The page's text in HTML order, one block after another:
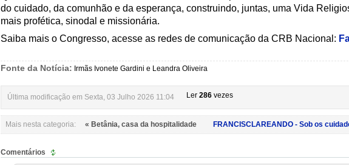
do cuidado, da comunhão e da esperança, construindo, juntas, uma Vida
mais profética, sinodal e missionária.
Saiba mais o Congresso, acesse as redes de comunicação da CRB Nacional:
Fonte da Notícia: Irmãs Ivonete Gardini e Leandra Oliveira
Ler 286 vezes
Última modificação em Sexta, 03 Julho 2026 11:04
Mais nesta categoria: « Betânia, casa da hospitalidade FRANCISCLAREANDO - Sob os
Comentários